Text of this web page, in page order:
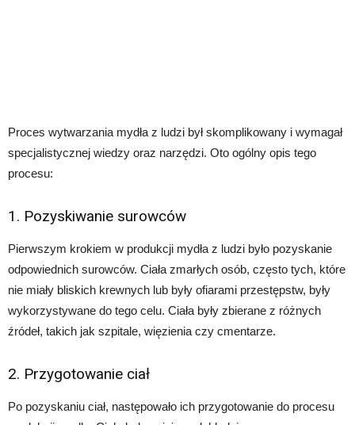
Proces wytwarzania mydła z ludzi był skomplikowany i wymagał
specjalistycznej wiedzy oraz narzędzi. Oto ogólny opis tego
procesu:
1. Pozyskiwanie surowców
Pierwszym krokiem w produkcji mydła z ludzi było pozyskanie
odpowiednich surowców. Ciała zmarłych osób, często tych, które
nie miały bliskich krewnych lub były ofiarami przestępstw, były
wykorzystywane do tego celu. Ciała były zbierane z różnych
źródeł, takich jak szpitale, więzienia czy cmentarze.
2. Przygotowanie ciał
Po pozyskaniu ciał, następowało ich przygotowanie do procesu